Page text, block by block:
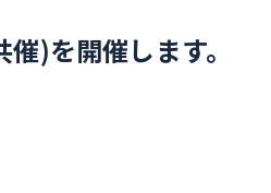
)を開催します。